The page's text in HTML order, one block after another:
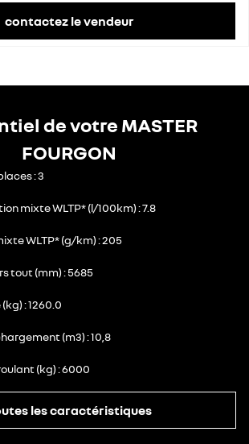
contactez le vendeur
de votre MASTER
FOURGON
3
mixte WLTP* (l/100km) 7.8
WLTP* (g/km) 205
tout (mm) 5685
1260.0
(m3) 10,8
(kg) 6000
les caractéristiques